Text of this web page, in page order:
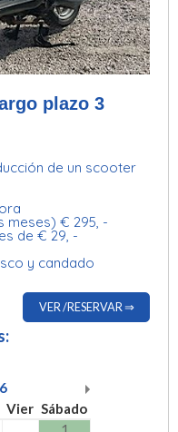
plazo 3
de un scooter
meses) € 295, -
de € 29, -
y candado
VER /RESERVAR ⇒
Vier Sábado